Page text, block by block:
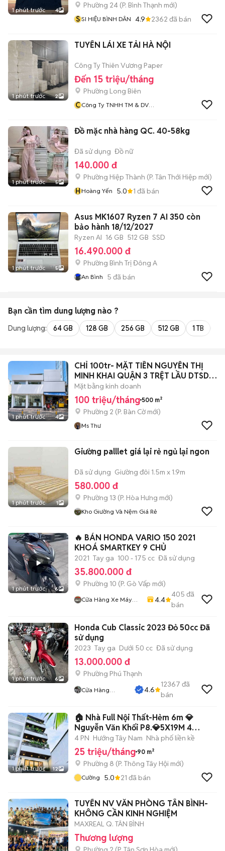
1 phút trước 4
Phường 24 (P. Bình Thạnh mới)
S SI HIỆU BÌNH DÂN 4.9 2362 đã bán
1 phút trước 2
TUYỂN LÁI XE TẢI HÀ NỘI
Công Ty Thiên Vương Paper
Đến 15 triệu/tháng
Phường Long Biên
CCông Ty TNHH TM & DV
1 phút trước 5
Đồ mặc nhà hàng QC. 40-58kg
Đã sử dụng Đồ nữ
140.000 đ
Phường Hiệp Thành (P. Tân Thới Hiệp mới)
HHoàng Yến 5.0 1 đã bán
1 phút trước 5
Asus MK1607 Ryzen 7 AI 350 còn
bảo hành 18/12/2027
Ryzen AI 16 GB 512 GB SSD
16.490.000 đ
Phường Bình Trị Đông A
An Bình 5 đã bán
Bạn cần tìm dung lượng nào ?
Dung lượng: 64 GB 128 GB 256 GB 512 GB 1 TB
1 phút trước 4
CHỈ 100tr- MẶT TIỀN NGUYỄN THỊ
MINH KHAI QUẬN 3 TRỆT LẦU DTSD
~500m2
Mặt bằng kinh doanh
100 triệu/tháng 500 m²
Phường 2 (P. Bàn Cờmới)
Ms Thư
1 phút trước 1
Giường palllet giá lại rẻ ngủ lại ngon
Đã sử dụng Giường đôi 1.5m x 1.9m
580.000 đ
Phường 13 (P. Hòa Hưng mới)
Kho Giường Và Nệm Giá Rẻ
1 phút trước 6
🔥 BÁN HONDA VARIO 150 2021
KHOÁ SMARTKEY 9 CHỦ
2021 Tay ga 100 - 175 cc Đã sử dụng
35.800.000 đ
Phường 10 (P. Gò Vấp mới)
Cửa Hàng Xe Máy
4.4
405 đã
bán
1 phút trước 6
Honda Cub Classic 2023 Đỏ 50cc Đã
sử dụng
2023 Tay ga Dưới 50 cc Đã sử dụng
13.000.000 đ
Phường Phú Thạnh
Cửa Hàng
4.6
12367 đã
bán
1 phút trước 12
🏠 Nhà Full Nội Thất-Hẻm 6m 💎
Nguyễn Văn Khối P8.💎5X19M 4
Lầu_5PN 6WC💎
4 PN Hướng Tây Nam Nhà phố liền kề
25 triệu/tháng 90 m²
Phường 8 (P. Thông Tây Hội mới)
Cường 5.0 21 đã bán
TUYỂN NV VĂN PHÒNG TÂN BÌNH-
KHÔNG CẦN KINH NGHIỆM
MAXREAL Q. TÂN BÌNH
Thương lượng